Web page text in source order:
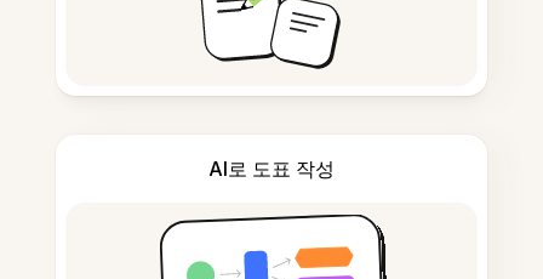
AI로 도표 작성